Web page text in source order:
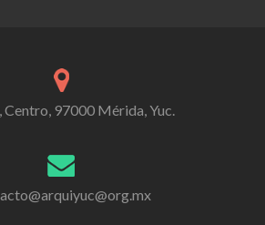
Centro, 97000 Mérida, Yuc.